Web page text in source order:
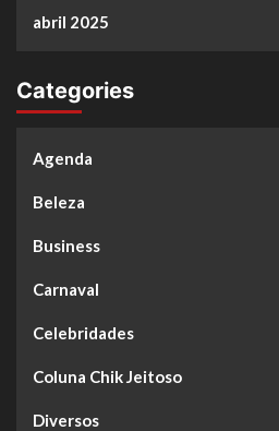
abril 2025
Categories
Agenda
Beleza
Business
Carnaval
Celebridades
Coluna Chik Jeitoso
Diversos